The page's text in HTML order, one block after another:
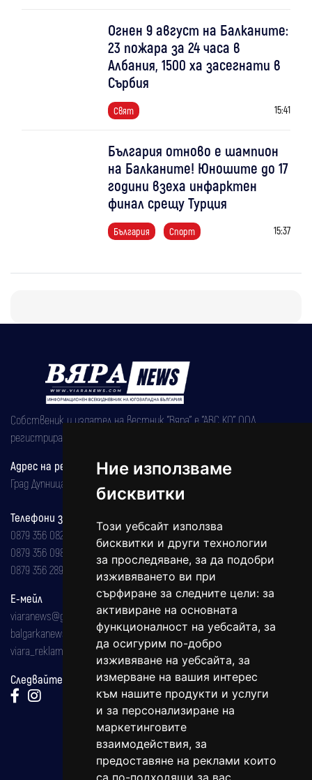
Ние използваме
бисквитки
Този уебсайт използва
бисквитки и други технологии
за проследяване, за да подобри
изживяването ви при
сърфиране за следните цели: за
активиране на основната
функционалност на уебсайта, за
да осигурим по-добро
изживяване на уебсайта, за
измерване на вашия интерес
към нашите продукти и услуги
и за персонализиране на
маркетинговите
взаимодействия, за
предоставяне на реклами които
са по-подходящи за вас
Огнен 9 август на Балканите:
23 пожара за 24 часа в
Албания, 1500 ха засегнати в
Сърбия
Свят 15:41
България отново е шампион
на Балканите! Юношите до 17
години взеха инфарктен
финал срещу Турция
България Спорт 15:37
Собственик и издател на вестник "Вяра" е "АВС КО" ООД,
регистрирана на 08.05.2002 година.
Адрес на редакцията
Град Дупница, ул.''Христо Ботев" 43
Телефони за реклама и абонаменти
0879 356 082
0879 356 098
0879 356 289
Е-мейл
viaranews@gmail.com
balgarkanews@gmail.com
viara_reklama@mail.bg
Следвайте ни: